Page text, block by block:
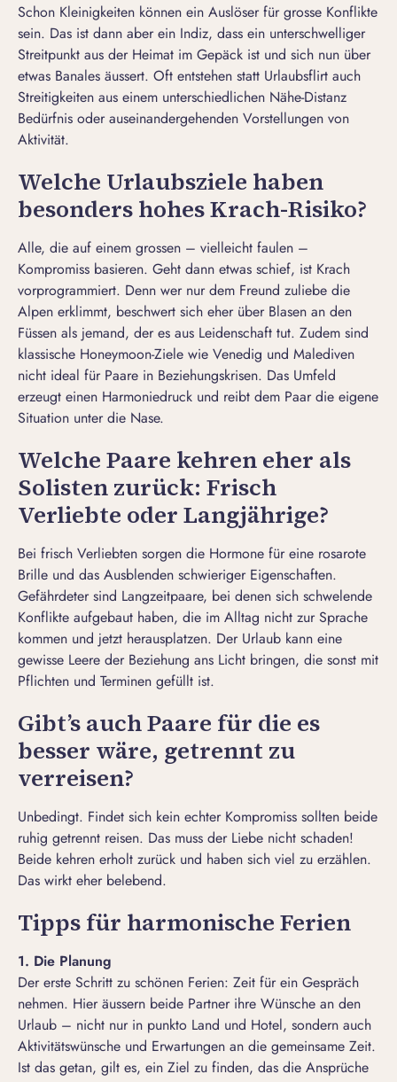
Schon Kleinigkeiten können ein Auslöser für grosse Konflikte
sein. Das ist dann aber ein Indiz, dass ein unterschwelliger
Streitpunkt aus der Heimat im Gepäck ist und sich nun über
etwas Banales äussert. Oft entstehen statt Urlaubsflirt auch
Streitigkeiten aus einem unterschiedlichen Nähe-Distanz
Bedürfnis oder auseinandergehenden Vorstellungen von
Aktivität.
Welche Urlaubsziele haben
besonders hohes Krach-Risiko?
Alle, die auf einem grossen – vielleicht faulen –
Kompromiss basieren. Geht dann etwas schief, ist Krach
vorprogrammiert. Denn wer nur dem Freund zuliebe die
Alpen erklimmt, beschwert sich eher über Blasen an den
Füssen als jemand, der es aus Leidenschaft tut. Zudem sind
klassische Honeymoon-Ziele wie Venedig und Malediven
nicht ideal für Paare in Beziehungskrisen. Das Umfeld
erzeugt einen Harmoniedruck und reibt dem Paar die eigene
Situation unter die Nase.
Welche Paare kehren eher als
Solisten zurück: Frisch
Verliebte oder Langjährige?
Bei frisch Verliebten sorgen die Hormone für eine rosarote
Brille und das Ausblenden schwieriger Eigenschaften.
Gefährdeter sind Langzeitpaare, bei denen sich schwelende
Konflikte aufgebaut haben, die im Alltag nicht zur Sprache
kommen und jetzt herausplatzen. Der Urlaub kann eine
gewisse Leere der Beziehung ans Licht bringen, die sonst mit
Pflichten und Terminen gefüllt ist.
Gibt’s auch Paare für die es
besser wäre, getrennt zu
verreisen?
Unbedingt. Findet sich kein echter Kompromiss sollten beide
ruhig getrennt reisen. Das muss der Liebe nicht schaden!
Beide kehren erholt zurück und haben sich viel zu erzählen.
Das wirkt eher belebend.
Tipps für harmonische Ferien
1. Die Planung
Der erste Schritt zu schönen Ferien: Zeit für ein Gespräch
nehmen. Hier äussern beide Partner ihre Wünsche an den
Urlaub – nicht nur in punkto Land und Hotel, sondern auch
Aktivitätswünsche und Erwartungen an die gemeinsame Zeit.
Ist das getan, gilt es, ein Ziel zu finden, das die Ansprüche